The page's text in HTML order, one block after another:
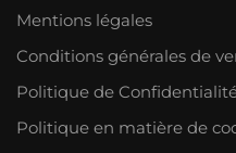
Mentions légales
Conditions générales de
Politique de
Politique en matière de